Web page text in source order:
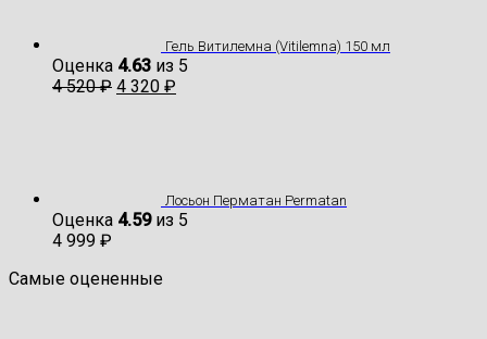
Гель Витилемна (Vitilemna) 150 мл
Оценка 4.63 из 5
4 520₽ 4 320 ₽
Лосьон Перматан Permatan
Оценка 4.59из 5
4 999 ₽
Самые оцененные